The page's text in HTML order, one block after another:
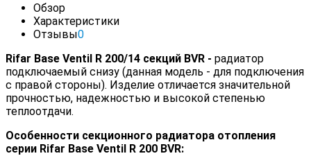
Обзор
Характеристики
Отзывы0
Rifar Base Ventil R 200/14 секций BVR - радиатор
подключаемый снизу (данная модель - для подключения
с правой стороны). Изделие отличается значительной
прочностью, надежностью и высокой степенью
теплоотдачи.
Особенности секционного радиатора отопления
серии Rifar Base Ventil R 200 BVR: